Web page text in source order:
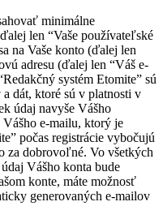
minimálne
len “Vaše používateľské
na Vaše konto (ďalej len
adresu (ďalej len “Váš e-
systém Etomite” sú
dát, ktoré sú v platnosti v
údaj navyše Vášho
Vášho e-mailu, ktorý je
počas registrácie vybočujú
za dobrovoľné. Vo všetkých
Vášho konta bude
konte, máte možnosť
generovaných e-mailov